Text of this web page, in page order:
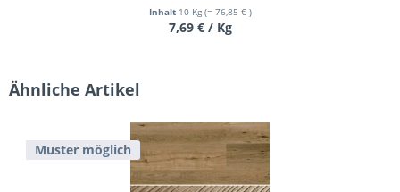
Inhalt 10 Kg (= 76,85 € )
7,69 € / Kg
Ähnliche Artikel
Muster möglich